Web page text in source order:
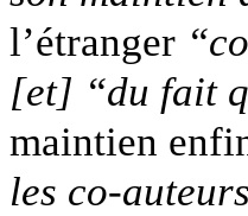
l’étranger
[et] “du fait
maintien
les co-